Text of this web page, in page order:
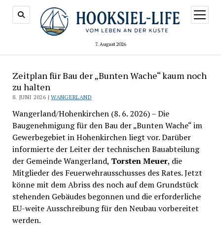
7. August 2026
Menü
öffnen
Zeitplan für Bau der „Bunten Wache“ kaum noch
zu halten
8. JUNI 2026 |WANGERLAND
Wangerland/Hohenkirchen (8. 6. 2026) – Die
Baugenehmigung für den Bau der „Bunten Wache“ im
Gewerbegebiet in Hohenkirchen liegt vor. Darüber
informierte der Leiter der technischen Bauabteilung
der Gemeinde Wangerland, Torsten Meuer, die
Mitglieder des Feuerwehrausschusses des Rates. Jetzt
könne mit dem Abriss des noch auf dem Grundstück
stehenden Gebäudes begonnen und die erforderliche
EU-weite Ausschreibung für den Neubau vorbereitet
werden.